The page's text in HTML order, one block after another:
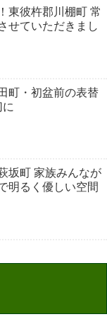
東彼杵郡川棚町 常
せていただきまし
町・初盆前の表替
坂町 家族みんなが
明るく優しい空間